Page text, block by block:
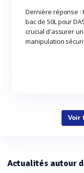
Dernière réponse :
bac de 50L pour
crucial d'assurer
manipulation
Voir
Actualités autour